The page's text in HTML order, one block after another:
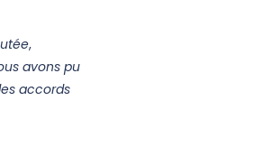
,
avons pu
accords